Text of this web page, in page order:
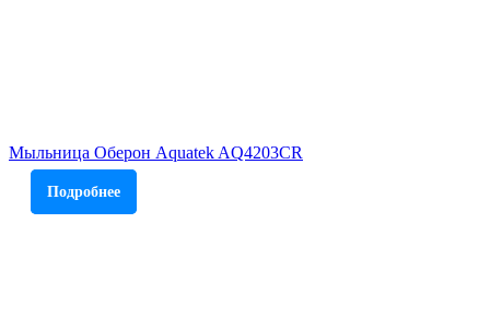
Мыльница Оберон Aquatek AQ4203CR
Подробнее